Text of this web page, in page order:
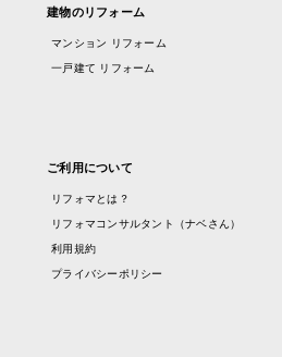
建物のリフォーム
マンション リフォーム
一戸建て リフォーム
ご利用について
リフォマとは？
リフォマコンサルタント（ナベさん）
利用規約
プライバシーポリシー